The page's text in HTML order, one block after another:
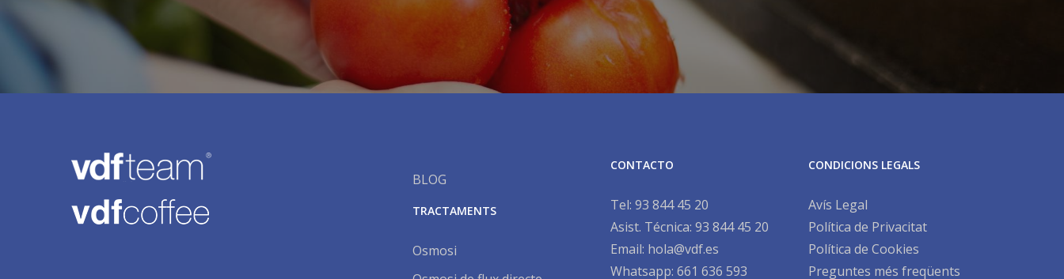
BLOG
TRACTAMENTS
Osmosi
CONTACTO
Tel: 93 844 45 20
Asist. Técnica: 93 844 45 20
Email: hola@vdf.es
Whatsapp: 661 636 593
CONDICIONS LEGALS
Avís Legal
Política de Privacitat
Política de Cookies
Preguntes més freqüents